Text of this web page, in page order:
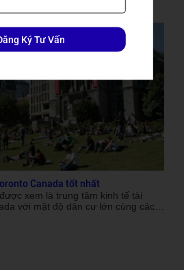
các thành phố lớn như Toronto,
Canada tốt nhất
xem là trung tâm kinh tế tài
với mật độ dân cư lớn cùng các
Ký Tư Vấn